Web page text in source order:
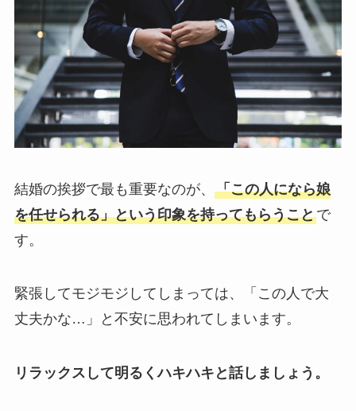
結婚の挨拶で最も重要なのが、 「この人になら娘
を任せられる」という印象を持ってもらうことで
す。
緊張してモジモジしてしまっては、「この人で大
丈夫かな…」と不安に思われてしまいます。
リラックスして明るくハキハキと話しましょう。